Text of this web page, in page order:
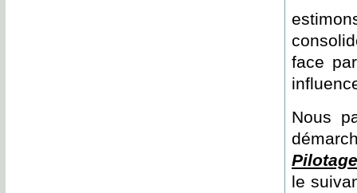
face
Nous
le